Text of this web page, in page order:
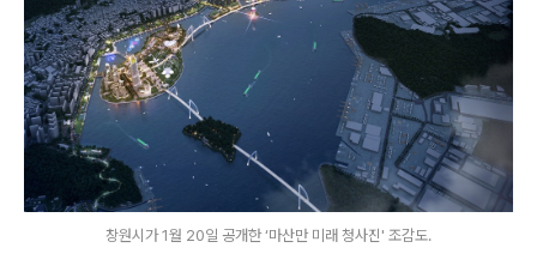
창원시가 1월 20일 공개한 ‘마산만 미래 청사진' 조감도.